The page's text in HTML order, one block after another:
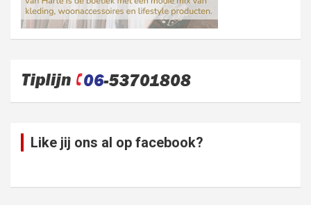
Like jij ons al op facebook?